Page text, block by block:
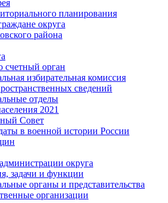
планирования
округа
района
счетный орган
избирательная комиссия
сведений
отделы
2021
Совет
в военной истории России
округа
задачи и функции
органы и представительства
организации